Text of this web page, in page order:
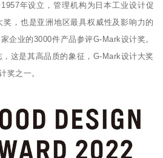
年设立，管理机构为日本工业设计促
，也是亚洲地区最具权威性及影响力的
企业的3000件产品参评G-Mark设计奖。
这是其高品质的象征，G-Mark设计大奖
奖之一。